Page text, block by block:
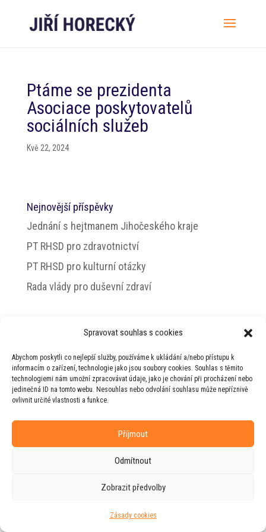
Spravovat souhlas s cookies
Abychom poskytli co nejlepší služby, používáme k ukládání a/nebo přístupu k
informacím o zařízení, technologie jako jsou soubory cookies. Souhlas s těmito
technologiemi nám umožní zpracovávat údaje, jako je chování při procházení nebo
jedinečná ID na tomto webu. Nesouhlas nebo odvolání souhlasu může nepříznivě
ovlivnit určité vlastnosti a funkce.
Příjmout
Odmítnout
Zobrazit předvolby
Zásady cookies
Ptáme se prezidenta
Asociace poskytovatelů
sociálních služeb
Kvě 22, 2024
Nejnovější příspěvky
Jednání s hejtmanem Jihočeského kraje
PT RHSD pro zdravotnictví
PT RHSD pro kulturní otázky
Rada vlády pro duševní zdraví
Horeckého
Web vytvořila firmaRUDIve spolupráci s
agenturou